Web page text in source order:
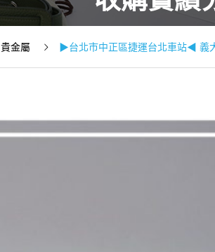
貴金屬 ▶台北市中正區捷運台北車站◀ 義